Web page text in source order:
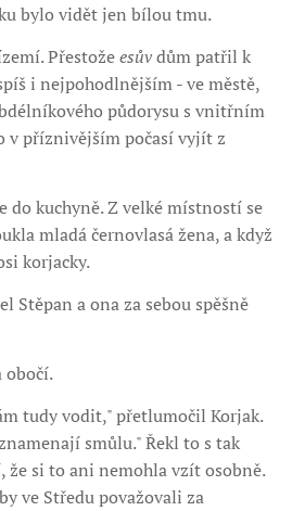
bylo vidět jen bílou tmu.
Přestožeesůvdům patřil k
i nejpohodlnějším - ve městě,
půdorysu s vnitřním
v příznivějším počasí vyjít z
do kuchyně. Z velké místností se
mladá černovlasá žena, a když
korjacky.
Stěpan a ona za sebou spěšně
obočí.
tudy vodit," přetlumočil Korjak.
smůlu." Řekl to s tak
si to ani nemohla vzít osobně.
ve Středu považovali za